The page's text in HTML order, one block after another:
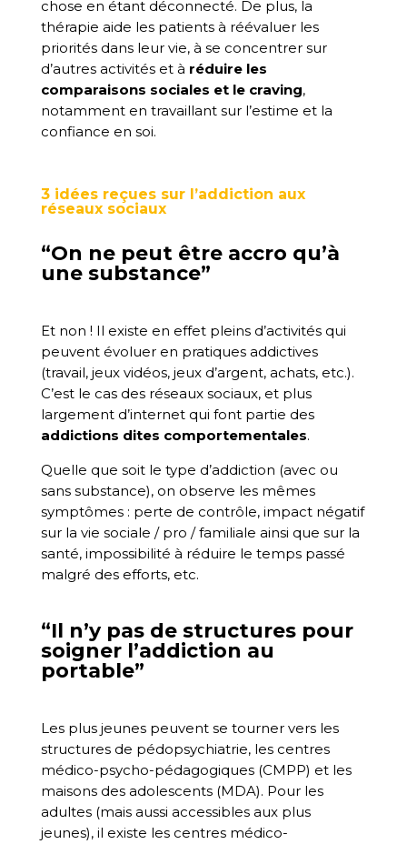
chose en étant déconnecté. De plus, la
thérapie aide les patients à réévaluer les
priorités dans leur vie, à se concentrer sur
d’autres activités et à réduire les
comparaisons sociales et le craving,
notamment en travaillant sur l’estime et la
confiance en soi.
3 idées reçues sur l’addiction aux
réseaux sociaux
“On ne peut être accro qu’à
une substance”
Et non ! Il existe en effet pleins d’activités qui
peuvent évoluer en pratiques addictives
(travail, jeux vidéos, jeux d’argent, achats, etc.).
C’est le cas des réseaux sociaux, et plus
largement d’internet qui font partie des
addictions dites comportementales.
Quelle que soit le type d’addiction (avec ou
sans substance), on observe les mêmes
symptômes : perte de contrôle, impact négatif
sur la vie sociale / pro / familiale ainsi que sur la
santé, impossibilité à réduire le temps passé
malgré des efforts, etc.
“Il n’y pas de structures pour
soigner l’addiction au
portable”
Les plus jeunes peuvent se tourner vers les
structures de pédopsychiatrie, les centres
médico-psycho-pédagogiques (CMPP) et les
maisons des adolescents (MDA). Pour les
adultes (mais aussi accessibles aux plus
jeunes), il existe les centres médico-